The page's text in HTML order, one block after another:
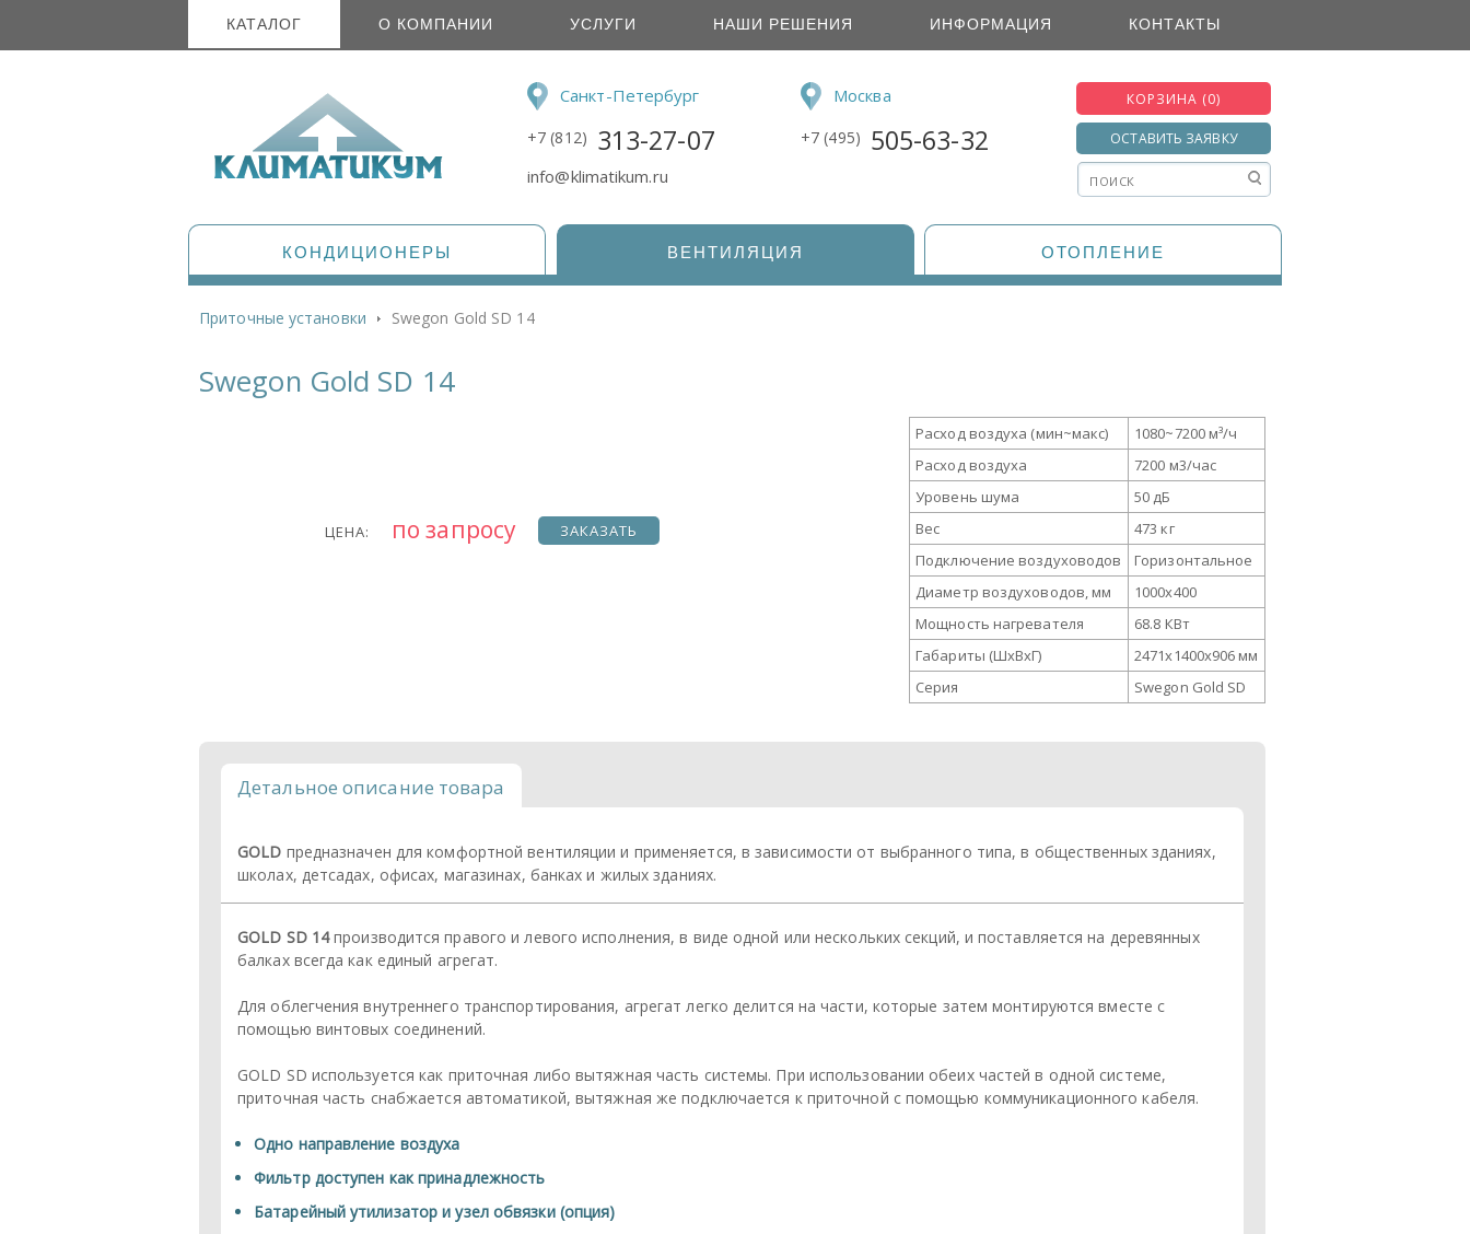
КАТАЛОГ О КОМПАНИИ УСЛУГИ НАШИ РЕШЕНИЯ ИНФОРМАЦИЯ КОНТАКТЫ
Санкт-Петербург
+7 (812) 313-27-07
info@klimatikum.ru
Москва
+7 (495) 505-63-32
КОРЗИНА (0)
ОСТАВИТЬ ЗАЯВКУ
КОНДИЦИОНЕРЫ ВЕНТИЛЯЦИЯ ОТОПЛЕНИЕ
Приточные установки Swegon Gold SD 14
Swegon Gold SD 14
ЦЕНА: по запросу ЗАКАЗАТЬ
Расход воздуха (мин~макс)
1080~7200 м³/ч
Расход воздуха
7200 м3/час
Уровень шума
50 дБ
Вес
473 кг
Подключение воздуховодов
Горизонтальное
Диаметр воздуховодов, мм
1000x400
Мощность нагревателя
68.8 КВт
Габариты (ШxВxГ)
2471х1400х906 мм
Серия
Swegon Gold SD
Детальное описание товара
GOLD предназначен для комфортной вентиляции и применяется, в зависимости от выбранного типа, в общественных зданиях,
школах, детсадах, офисах, магазинах, банках и жилых зданиях.
GOLD SD 14производится правого и левого исполнения, в виде одной или нескольких секций, и поставляется на деревянных
балках всегда как единый агрегат.
Для облегчения внутреннего транспортирования, агрегат легко делится на части, которые затем монтируются вместе с
помощью винтовых соединений.
GOLD SD используется как приточная либо вытяжная часть системы. При использовании обеих частей в одной системе,
приточная часть снабжается автоматикой, вытяжная же подключается к приточной с помощью коммуникационного кабеля.
Одно направление воздуха
Фильтр доступен как принадлежность
Батарейный утилизатор и узел обвязки (опция)